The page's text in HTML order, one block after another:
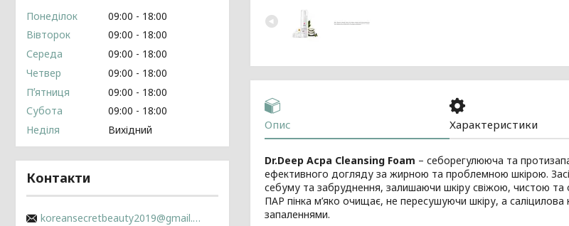
Опис Характеристики
Dr.Deep Acpa Cleansing Foam – себорегулююча та
ефективного догляду за жирною та проблемною шкірою.
себуму та забруднення, залишаючи шкіру свіжою, чистою та
ПАР пінка м’яко очищає, не пересушуючи шкіру, а
запаленнями.
Понеділок 09:00
18:00
Вівторок
09:00
18:00
Середа
09:00
18:00
Четвер
09:00
18:00
Пʼятниця
09:00
18:00
Субота
09:00
18:00
Неділя
Вихідний
Контакти
koreansecretbeauty2019@gmail.com